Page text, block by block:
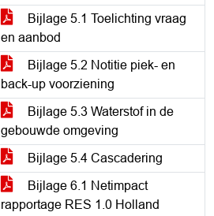
Bijlage 5.1 Toelichting vraag
en aanbod
Bijlage 5.2 Notitie piek- en
back-up voorziening
Bijlage 5.3 Waterstof in de
gebouwde omgeving
Bijlage 5.4 Cascadering
Bijlage 6.1 Netimpact
rapportage RES 1.0 Holland